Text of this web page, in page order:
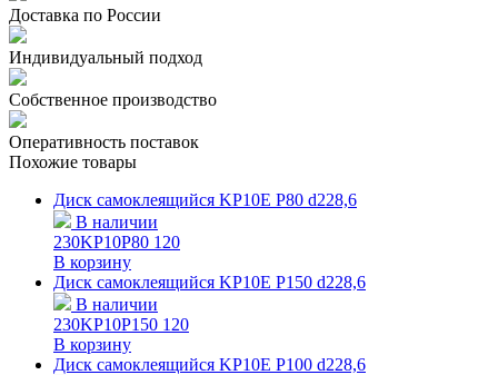
Доставка по России
Индивидуальный подход
Собственное производство
Оперативность поставок
Похожие товары
Диск самоклеящийся KP10E P80 d228,6
В наличии
230KP10P80 120
В корзину
Диск самоклеящийся KP10E P150 d228,6
В наличии
230KP10P150 120
В корзину
Диск самоклеящийся KP10E P100 d228,6